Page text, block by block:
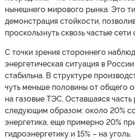
нынешнего мирового рынка. Это
демонстрация стойкости,
проскользнуть сквозь частые сети
С точки зрения стороннего
энергетическая ситуация в
стабильна. В структуре
чуть меньше половины от общего
на газовые ТЭС, Оставшаяся часть
следующим образом: около 20%
энергетика, еще примерно 20%
гидроэнергетику и 15% – на уголь.